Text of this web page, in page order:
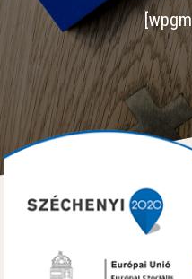
2023 ECOELINE
Stock Photo